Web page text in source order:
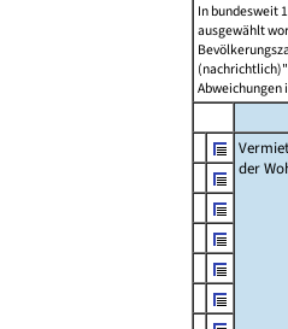
In bundesweit
ausgewählt
Abweichungen
der